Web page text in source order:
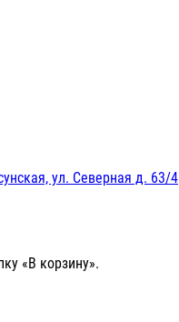
ул. Северная д. 63/4
«В корзину».